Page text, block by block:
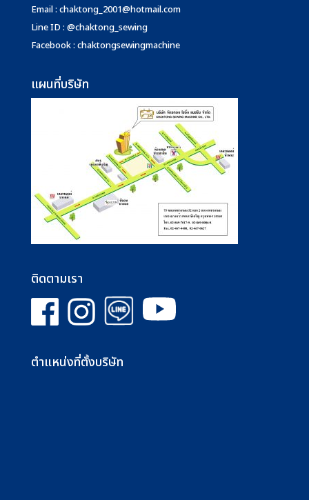
Email : chaktong_2001@hotmail.com
Line ID : @chaktong_sewing
Facebook : chaktongsewingmachine
แผนที่บริษัท
ติดตามเรา
ตำแหน่งที่ตั้งบริษัท